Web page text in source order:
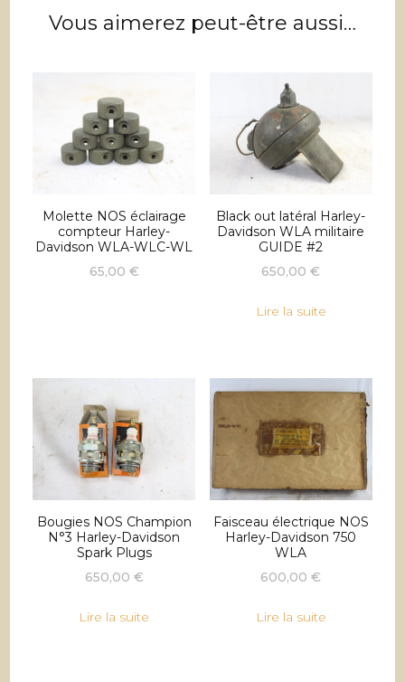
Vous aimerez peut-être aussi…
Molette NOS éclairage
compteur Harley-
Davidson WLA-WLC-WL
65,00 €
Black out latéral Harley-
Davidson WLA militaire
GUIDE #2
650,00€
Lire la suite
Bougies NOS Champion
N°3 Harley-Davidson
Spark Plugs
650,00 €
Lire la suite
Faisceau électrique NOS
Harley-Davidson 750
WLA
600,00€
Lire la suite